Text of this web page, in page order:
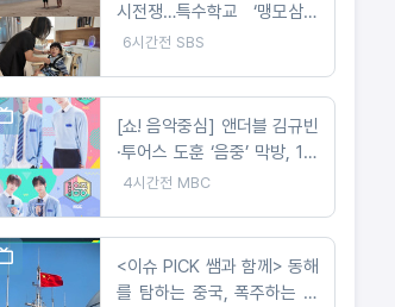
시전쟁…특수학교 ‘맹모삼천
지교’
6시간전 SBS
[쇼! 음악중심] 앤더블 김규빈
·투어스 도훈 ‘음중’ 막방, 1년
5개월 여정 마무리
4시간전 MBC
<이슈 PICK 쌤과 함께> 동해
를 탐하는 중국, 폭주하는 북